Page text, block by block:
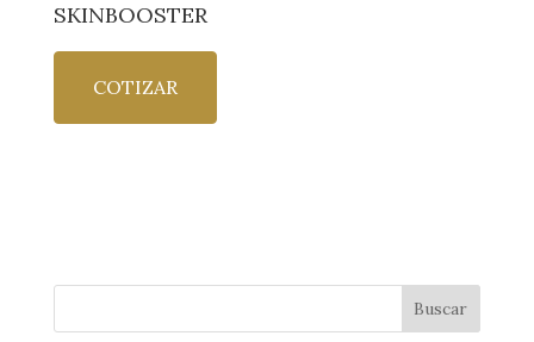
SKINBOOSTER
COTIZAR
Buscar